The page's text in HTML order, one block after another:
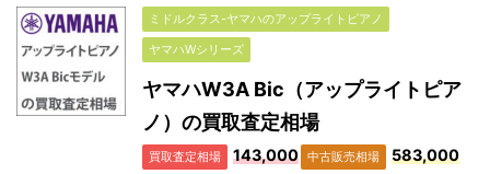
ミドルクラス-ヤマハのアップライトピアノ
ヤマハWシリーズ
ヤマハW3A Bic（アップライトピア
ノ）の買取査定相場
買取査定相場
143,000
中古販売相場
583,000